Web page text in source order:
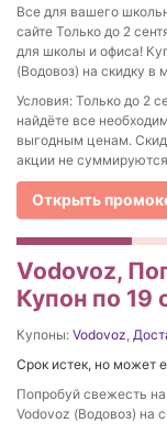
Все для вашего
сайте Только до 2
для школы и офиса!
(Водовоз) на скидку в
Условия: Только до 2
найдёте все
выгодным ценам.
акции не
Открыть
Vodovoz,
Купон по 19
Купоны: Vodovoz,
Срок истек, но может
Попробуй свежесть
Vodovoz (Водовоз) на